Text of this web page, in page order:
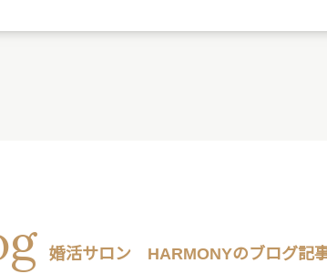
婚活サロン HARMONYのブログ記